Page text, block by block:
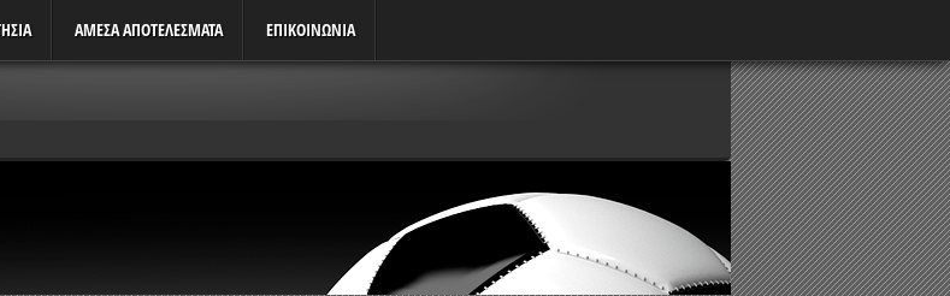
ΑΜΕΣΑ ΑΠΟΤΕΛΕΣΜΑΤΑ ΕΠΙΚΟΙΝΩΝΙΑ